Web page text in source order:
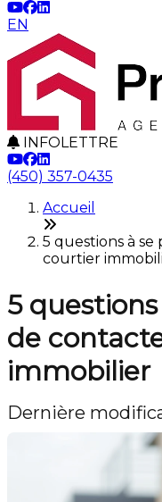
EN
INFOLETTRE
(450) 357-0435
Accueil
5 questions à
courtier
5
de
immobilier
Dernière